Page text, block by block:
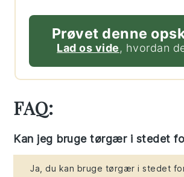
Prøvet denne
Lad os vide, hvordan
FAQ:
Kan jeg bruge tørgær i stedet
Ja, du kan bruge tørgær i stedet